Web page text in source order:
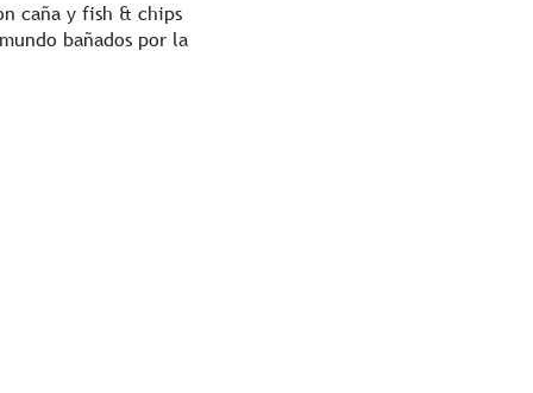
caña y fish & chips
bañados por la